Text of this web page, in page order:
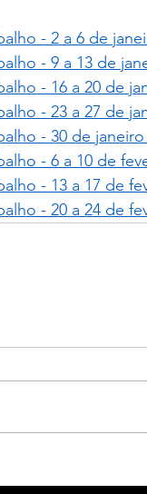
- 2 a 6 de
- 9 a 13 de
- 16 a 20 de
- 23 a 27 de
- 30 de
- 6 a 10 de
- 13 a 17 de
- 20 a 24 de